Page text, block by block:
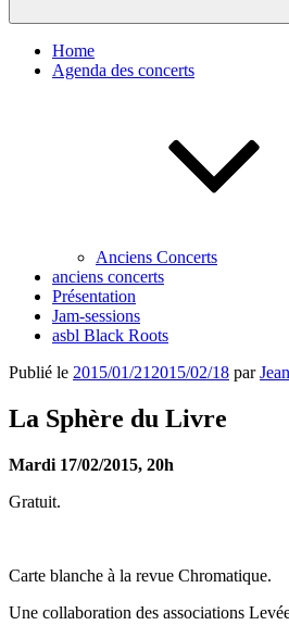
Home
Agenda des concerts
Anciens Concerts
anciens concerts
Présentation
Jam-sessions
asbl Black Roots
Publié le 2015/01/21 2015/02/18 par
La Sphère du Livre
Mardi 17/02/2015, 20h
Gratuit.
Carte blanche à la revue Chromatique.
Une collaboration des associations